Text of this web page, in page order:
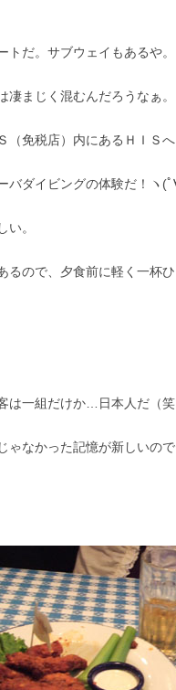
だ。サブウェイもあるや。
凄まじく混むんだろうなぁ。
免税店）内にあるＨＩＳへ
バダイビングの体験だ！ヽ(ﾟ
い。
るので、夕食前に軽く一杯ひ
は一組だけか…日本人だ（笑
ゃなかった記憶が新しいの